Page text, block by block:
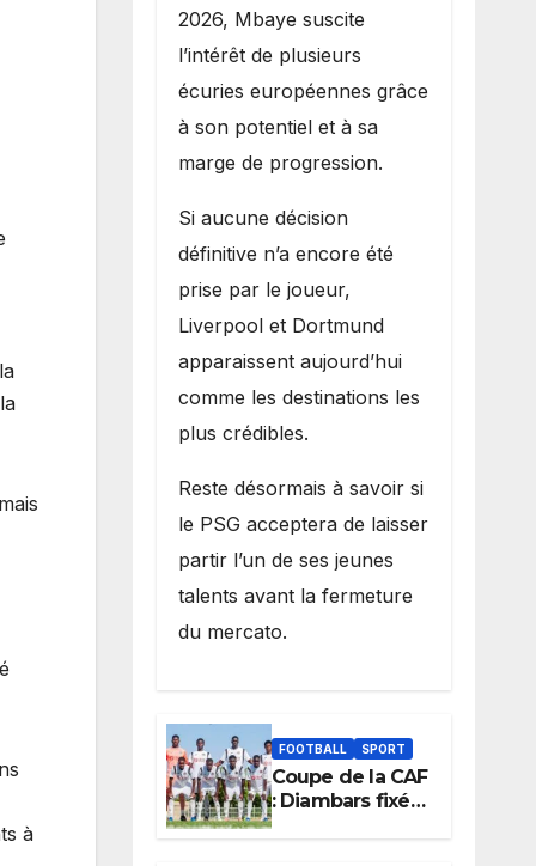
à
2026, Mbaye suscite
l’intérêt de plusieurs
écuries européennes grâce
à son potentiel et à sa
marge de progression.
Si aucune décision
définitive n’a encore été
prise par le joueur,
Liverpool et Dortmund
apparaissent aujourd’hui
comme les destinations les
plus crédibles.
Reste désormais à savoir si
le PSG acceptera de laisser
partir l’un de ses jeunes
talents avant la fermeture
du mercato.
FOOTBALL SPORT
Coupe de la CAF
: Diambars fixé
sur son destin